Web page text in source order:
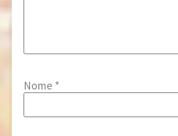
Nome *